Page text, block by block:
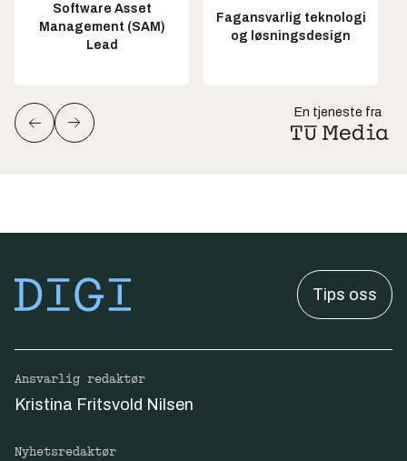
Software Asset
Management (SAM)
Lead
Fagansvarlig teknologi
og løsningsdesign
En tjeneste fra
Tips oss
Ansvarlig redaktør
Kristina Fritsvold Nilsen
Nyhetsredaktør